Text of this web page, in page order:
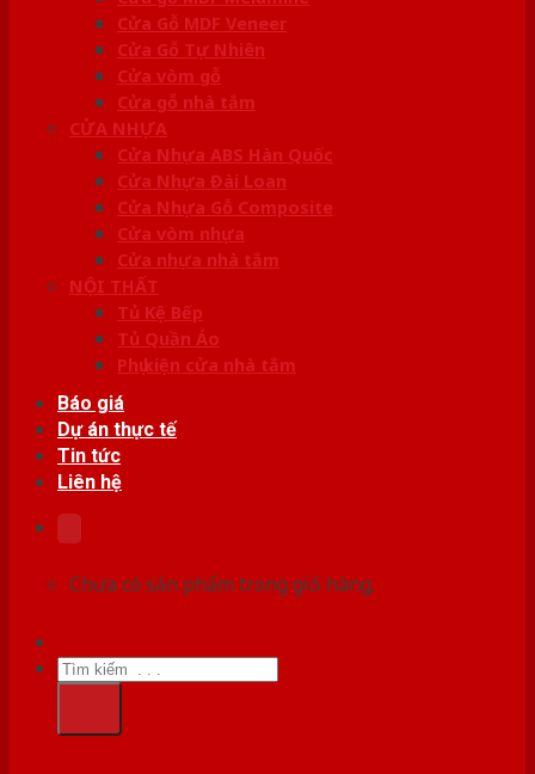
Cửa Gỗ MDF Veneer
Cửa Gỗ Tự Nhiên
Cửa vòm gỗ
Cửa gỗ nhà tắm
CỬA NHỰA
Cửa Nhựa ABS Hàn Quốc
Cửa Nhựa Đài Loan
Cửa Nhựa Gỗ Composite
Cửa vòm nhựa
Cửa nhựa nhà tắm
NỘI THẤT
Tủ Kệ Bếp
Tủ Quần Áo
Phụ kiện cửa nhà tắm
Báo giá
Dự án thực tế
Tin tức
Liên hệ
Chưa có sản phẩm trong giỏ hàng.
Tìm
kiếm: